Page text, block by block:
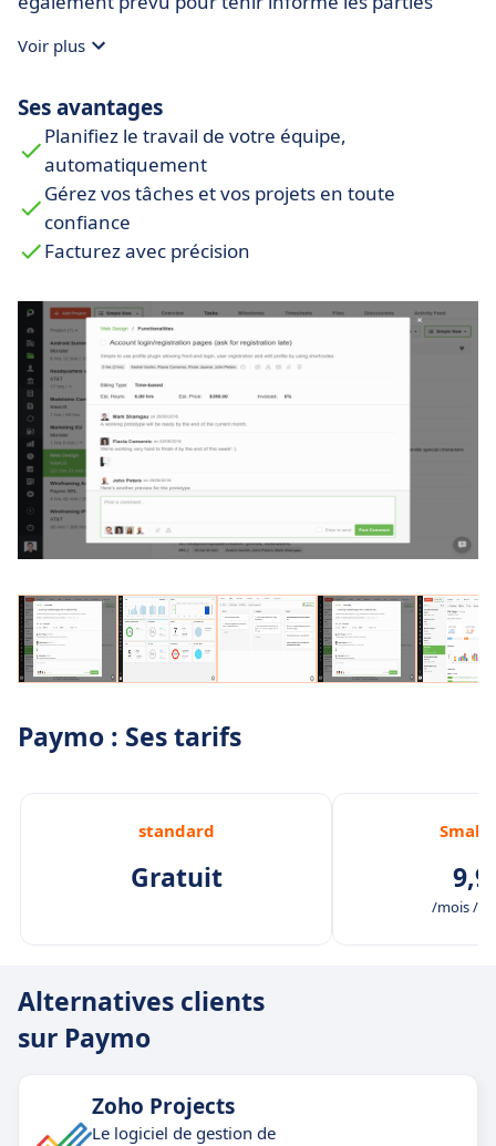
responsables directs en toute fluidité.
Voir plus
Ses avantages
Planifiez le travail de votre équipe,
automatiquement
Gérez vos tâches et vos projets en toute
confiance
Facturez avec précision
Paymo : Ses tarifs
standard
Gratuit
Small
/mois /
Alternatives clients
sur Paymo
Zoho Projects
Le logiciel de gestion de